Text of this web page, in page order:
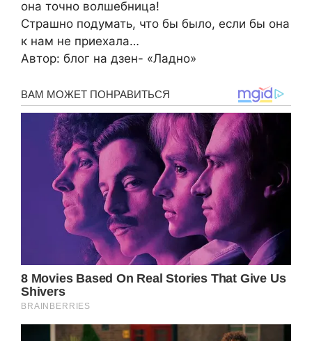
она точно волшебница!
Страшно подумать, что бы было, если бы она
к нам не приехала…
Автор: блог на дзен- «Ладно»